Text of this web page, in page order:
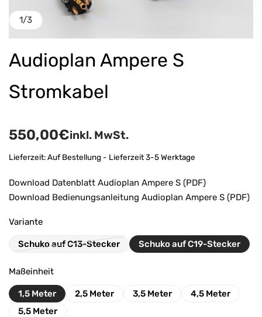
1/3
Audioplan Ampere S
Stromkabel
550,00€inkl. MwSt.
Lieferzeit:Auf Bestellung - Lieferzeit 3-5 Werktage
Download Datenblatt Audioplan Ampere S (PDF)
Download Bedienungsanleitung Audioplan Ampere S (PDF)
Variante
Schuko auf C13-Stecker Schuko auf C19-Stecker
Maßeinheit
1,5 Meter 2,5 Meter 3,5 Meter
4,5 Meter
5,5 Meter